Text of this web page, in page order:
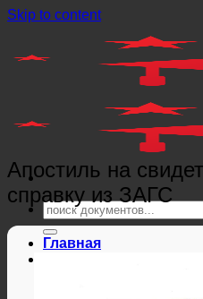
Skip to content
Главная
Апостиль на
справку из ЗАГС